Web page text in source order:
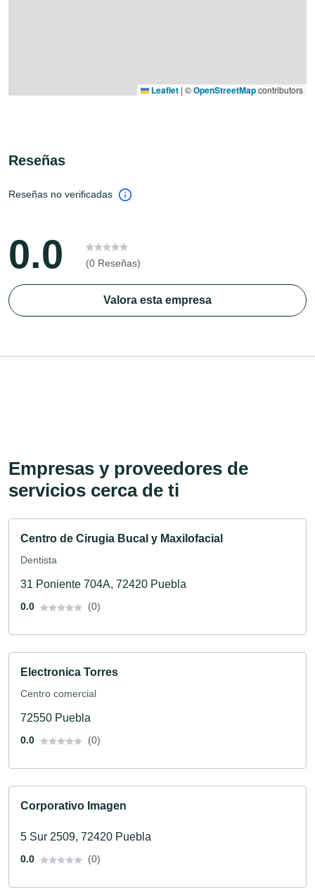
Leaflet | ©OpenStreetMapcontributors
Reseñas
Reseñas no verificadas
0.0 (0 Reseñas)
Valora esta empresa
Empresas y proveedores de
servicios cerca de ti
Centro de Cirugia Bucal y Maxilofacial
Dentista
31 Poniente 704A, 72420 Puebla
0.0 (0)
Electronica Torres
Centro comercial
72550 Puebla
0.0 (0)
Corporativo Imagen
5 Sur 2509, 72420 Puebla
0.0 (0)